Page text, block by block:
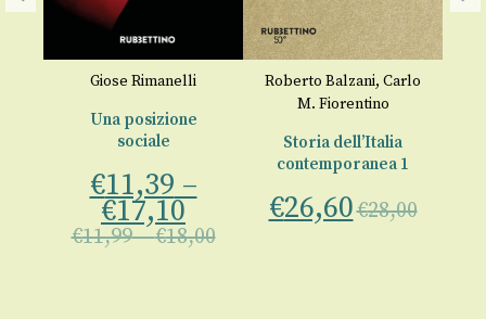
Giose Rimanelli
Una posizione
sociale
€11,39 –
€17,10
€11,99–€18,00
Roberto Balzani, Carlo
M. Fiorentino
Storia dell’Italia
contemporanea 1
€26,60€28,00